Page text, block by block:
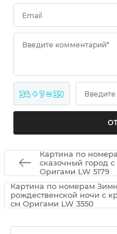
Email
Введите комментарий*
34 + ? = 39
Картина по
сказочный город
Оригами LW 5179
Картина по номерам
рождественской ночи с
см Оригами LW 3550